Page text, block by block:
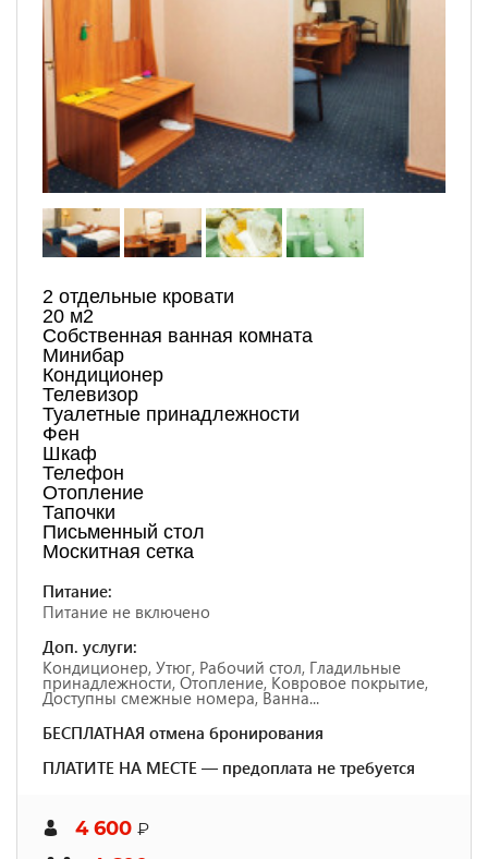
2 отдельные кровати
20 м2
Собственная ванная комната
Минибар
Кондиционер
Телевизор
Туалетные принадлежности
Фен
Шкаф
Телефон
Отопление
Тапочки
Письменный стол
Москитная сетка
Питание:
Питание не включено
Доп. услуги:
Кондиционер, Утюг, Рабочий стол, Гладильные
принадлежности, Отопление, Ковровое покрытие,
Доступны смежные номера, Ванна...
БЕСПЛАТНАЯ отмена бронирования
ПЛАТИТЕ НА МЕСТЕ — предоплата не требуется
4 600 ₽